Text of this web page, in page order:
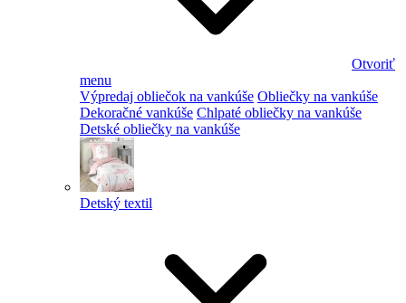
Otvoriť
menu
Výpredaj obliečok na vankúše Obliečky na vankúše
Dekoračné vankúše Chlpaté obliečky na vankúše
Detské obliečky na vankúše
Detský textil